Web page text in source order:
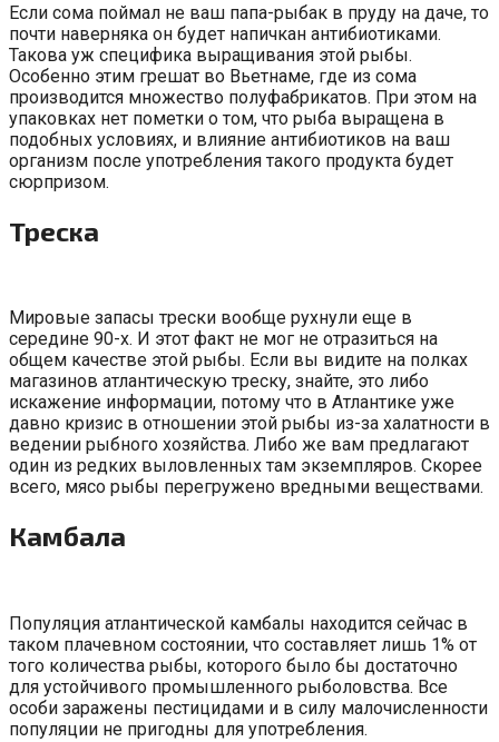
Если сома поймал не ваш папа-рыбак в пруду на даче, то
почти наверняка он будет напичкан антибиотиками.
Такова уж специфика выращивания этой рыбы.
Особенно этим грешат во Вьетнаме, где из сома
производится множество полуфабрикатов. При этом на
упаковках нет пометки о том, что рыба выращена в
подобных условиях, и влияние антибиотиков на ваш
организм после употребления такого продукта будет
сюрпризом.
Треска
Мировые запасы трески вообще рухнули еще в
середине 90-х. И этот факт не мог не отразиться на
общем качестве этой рыбы. Если вы видите на полках
магазинов атлантическую треску, знайте, это либо
искажение информации, потому что в Атлантике уже
давно кризис в отношении этой рыбы из-за халатности в
ведении рыбного хозяйства. Либо же вам предлагают
один из редких выловленных там экземпляров. Скорее
всего, мясо рыбы перегружено вредными веществами.
Камбала
Популяция атлантической камбалы находится сейчас в
таком плачевном состоянии, что составляет лишь 1% от
того количества рыбы, которого было бы достаточно
для устойчивого промышленного рыболовства. Все
особи заражены пестицидами и в силу малочисленности
популяции не пригодны для употребления.